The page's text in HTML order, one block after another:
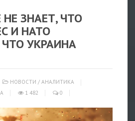
ЗНАЕТ, ЧТО
И НАТО
УКРАИНА
НОВОСТИ / АНАЛИТИКА
1 482 0